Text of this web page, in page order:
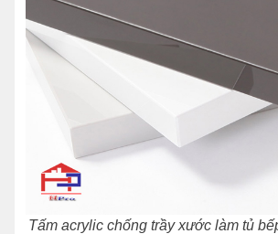
Tấm acrylic chống trầy xước làm tủ